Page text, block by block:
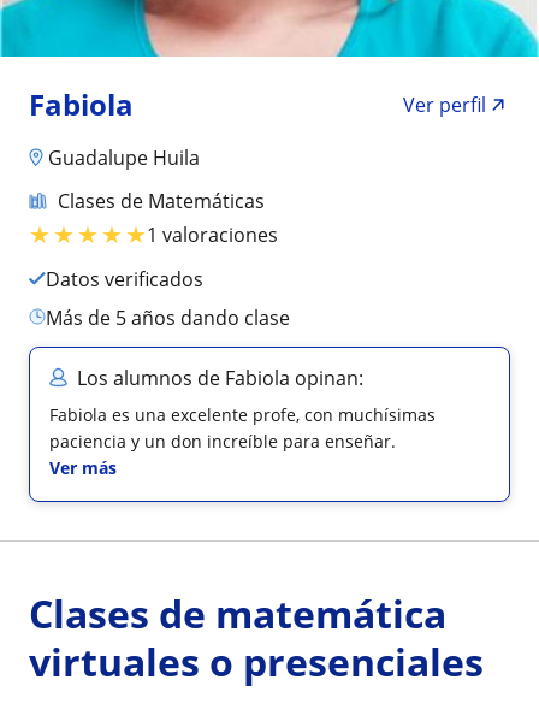
Fabiola
Ver perfil
Guadalupe Huila
Clases de Matemáticas
★★★★★1 valoraciones
Datos verificados
más de 5 años dando clase
Los alumnos de Fabiola opinan:
Fabiola es una excelente profe, con muchísimas
paciencia y un don increíble para enseñar.
Ver más
Clases de matemática
virtuales o presenciales